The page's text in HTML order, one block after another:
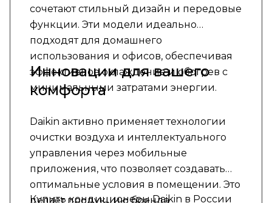
сочетают стильный дизайн и передовые
функции. Эти модели идеально
подходят для домашнего
использования и офисов, обеспечивая
эффективное охлаждение и обогрев с
минимальными затратами энергии.
Инновации для вашего
комфорта
Daikin активно применяет технологии
очистки воздуха и интеллектуального
управления через мобильные
приложения, что позволяет создавать
оптимальные условия в помещении. Это
делает продукцию бренда
Купить кондиционеры Daikin в России